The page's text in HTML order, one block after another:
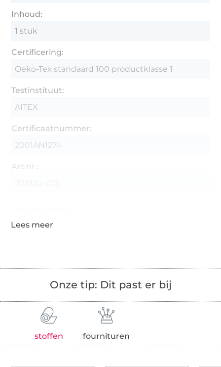
Inhoud:
1 stuk
Certificering:
Oeko-Tex standaard 100 productklasse 1
Testinstituut:
AITEX
Certificaatnummer:
2001AN1274
Art.nr.:
Onze tip: Dit past er bij
stoffen fournituren